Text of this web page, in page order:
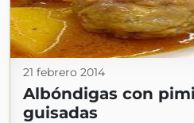
21 febrero 2014
Albóndigas con
guisadas